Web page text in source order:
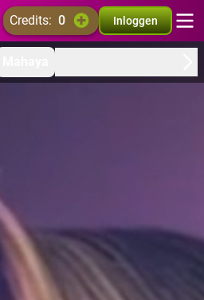
credits: 0 Inloggen